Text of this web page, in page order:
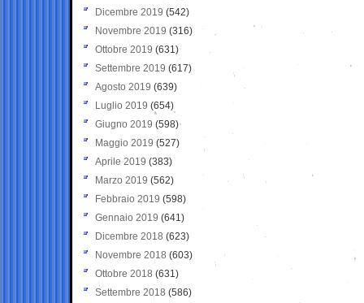
Dicembre 2019 (542)
Novembre 2019 (316)
Ottobre 2019 (631)
Settembre 2019 (617)
Agosto 2019 (639)
Luglio 2019 (654)
Giugno 2019 (598)
Maggio 2019 (527)
Aprile 2019 (383)
Marzo 2019 (562)
Febbraio 2019 (598)
Gennaio 2019 (641)
Dicembre 2018 (623)
Novembre 2018 (603)
Ottobre 2018 (631)
Settembre 2018 (586)